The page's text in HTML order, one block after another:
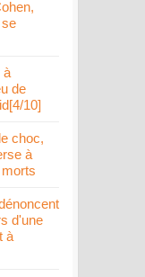
à
de
10]
choc,
à
d'une
à